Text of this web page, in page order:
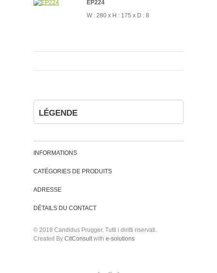
EP224
W : 280 x H : 175 x D : 8
LÉGENDE
INFORMATIONS
CATÉGORIES DE PRODUITS
ADRESSE
DÉTAILS DU CONTACT
© 2018 Candidus Prugger. Tutti i diritti riservati.
Created By CitConsultwith e-solutions